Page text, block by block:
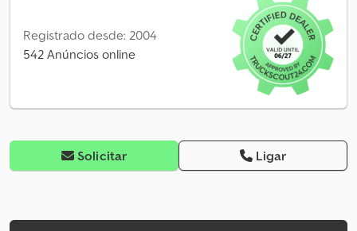
Registrado desde: 2004
542 Anúncios online
Solicitar Ligar